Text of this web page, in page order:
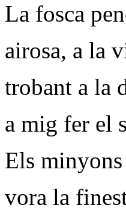
La fosca
airosa, a la
trobant a la
a mig fer el
Els
vora la